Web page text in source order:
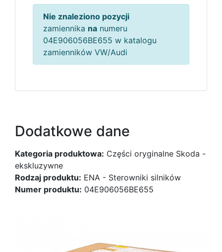
Nie znaleziono pozycji
zamiennika na numeru
04E906056BE655 w katalogu
zamienników VW/Audi
Dodatkowe dane
Kategoria produktowa: Części oryginalne Skoda -
ekskluzywne
Rodzaj produktu: ENA - Sterowniki silników
Numer produktu: 04E906056BE655